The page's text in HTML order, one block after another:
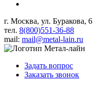
г. Москва, ул. Буракова, 6
тел. 8(800)551-36-88
mail: mail@metal-lain.ru
Задать вопрос
Заказать звонок